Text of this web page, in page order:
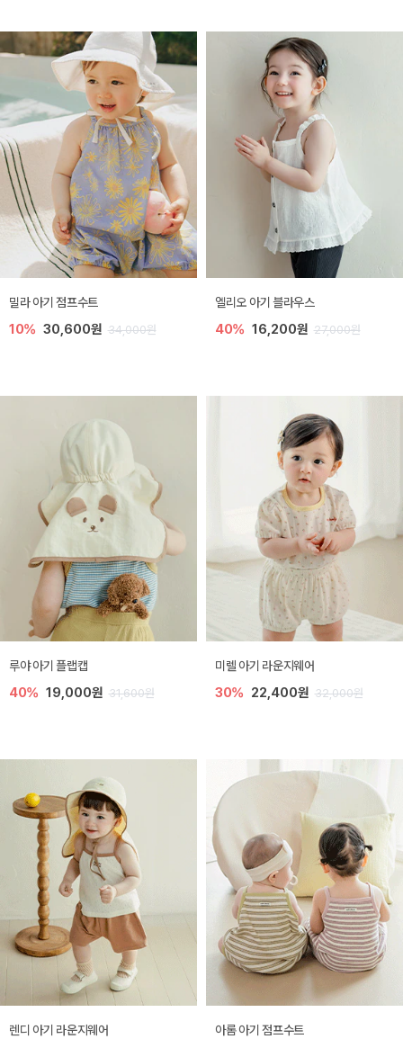
밀라 아기 점프수트
10% 30,600원 34,000원
엘리오 아기 블라우스
40% 16,200원 27,000원
루야 아기 플랩캡
40% 19,000원 31,600원
미렐 아기 라운지웨어
30% 22,400원 32,000원
렌디 아기 라운지웨어 아롬 아기 점프수트